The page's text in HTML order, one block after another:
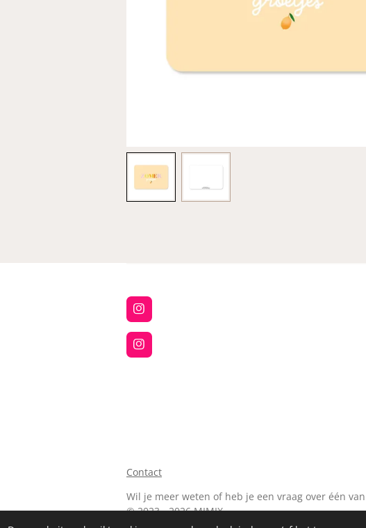
I
n
s
t
a
I
n
Contact
Wil je meer weten of heb je een vraag over één
© 2023 - 2026 MIMIX